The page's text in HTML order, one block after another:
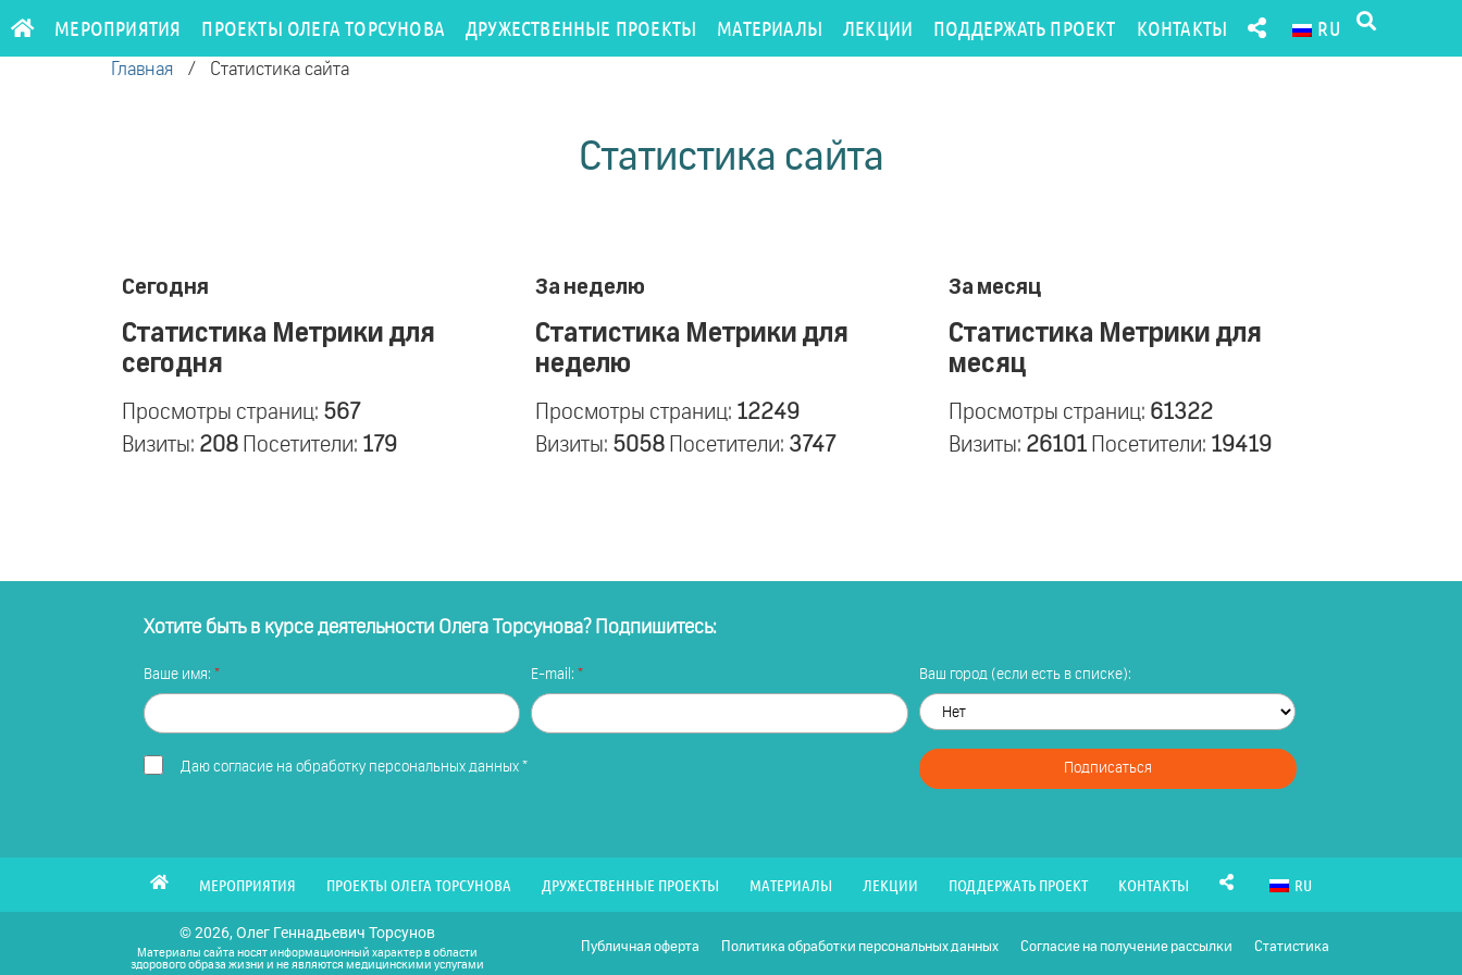
МЕРОПРИЯТИЯ ПРОЕКТЫ ОЛЕГА ТОРСУНОВА ДРУЖЕСТВЕННЫЕ ПРОЕКТЫ МАТЕРИАЛЫ ЛЕКЦИИ ПОДДЕРЖАТЬ ПРОЕКТ КОНТАКТЫ RU
Главная / Статистика сайта
Статистика сайта
Сегодня
Статистика Метрики для
сегодня
Просмотры страниц: 567
Визиты: 208 Посетители: 179
За неделю
Статистика Метрики для
неделю
Просмотры страниц: 12249
Визиты: 5058 Посетители: 3747
За месяц
Статистика Метрики для
месяц
Просмотры страниц: 61322
Визиты: 26101 Посетители: 19419
Хотите быть в курсе деятельности Олега Торсунова? Подпишитесь:
Ваше имя: E-mail: Ваш город (если есть в списке):
Даю согласие на обработку персональных данных* Подписаться
МЕРОПРИЯТИЯ ПРОЕКТЫ ОЛЕГА ТОРСУНОВА ДРУЖЕСТВЕННЫЕ ПРОЕКТЫ МАТЕРИАЛЫ ЛЕКЦИИ ПОДДЕРЖАТЬ ПРОЕКТ КОНТАКТЫ RU
© 2026, Олег Геннадьевич Торсунов
Материалы сайта носят информационный характер в области
здорового образа жизни и не являются медицинскими услугами
Публичная оферта Политика обработки персональных данных Согласие на получение рассылки Статистика